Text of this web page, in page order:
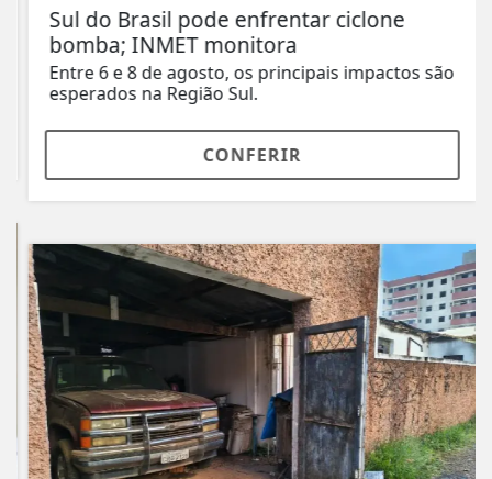
Sul do Brasil pode enfrentar ciclone
bomba; INMET monitora
Entre 6 e 8 de agosto, os principais impactos são
esperados na Região Sul.
CONFERIR